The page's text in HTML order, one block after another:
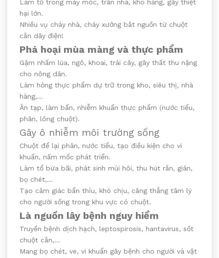
Làm tổ trong máy móc, trần nhà, kho hàng, gây thiệt
hại lớn.
Nhiều vụ cháy nhà, cháy xưởng bắt nguồn từ chuột
cắn dây điện!
Phá hoại mùa màng và thực phẩm
Gặm nhấm lúa, ngô, khoai, trái cây, gây thất thu nặng
cho nông dân.
Làm hỏng thực phẩm dự trữ trong kho, siêu thị, nhà
hàng,…
Ăn tạp, làm bẩn, nhiễm khuẩn thực phẩm (nước tiểu,
phân, lông chuột).
Gây ô nhiễm môi trường sống
Chuột để lại phân, nước tiểu, tạo điều kiện cho vi
khuẩn, nấm mốc phát triển.
Làm tổ bừa bãi, phát sinh mùi hôi, thu hút rắn, gián,
bọ chét,…
Tạo cảm giác bẩn thỉu, khó chịu, căng thẳng tâm lý
cho người sống trong khu vực có chuột.
Là nguồn lây bệnh nguy hiểm
Truyền bệnh dịch hạch, leptospirosis, hantavirus, sốt
chuột cắn,…
Mang bọ chét, ve, vi khuẩn gây bệnh cho người và vật